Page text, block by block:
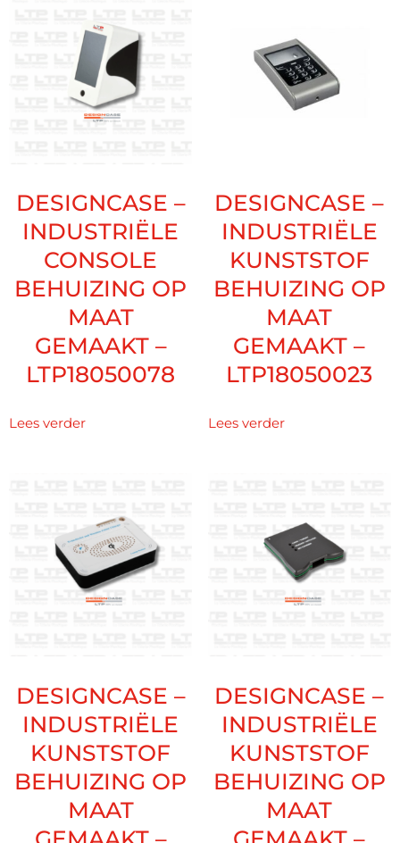
DESIGNCASE –
INDUSTRIËLE
CONSOLE
BEHUIZING OP
MAAT
GEMAAKT –
LTP18050078
Lees verder
DESIGNCASE –
INDUSTRIËLE
KUNSTSTOF
BEHUIZING OP
MAAT
GEMAAKT –
LTP18050023
Lees verder
DESIGNCASE –
INDUSTRIËLE
KUNSTSTOF
BEHUIZING OP
MAAT
DESIGNCASE –
INDUSTRIËLE
KUNSTSTOF
BEHUIZING OP
MAAT